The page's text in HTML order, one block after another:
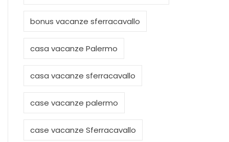
bonus vacanze sferracavallo
casa vacanze Palermo
casa vacanze sferracavallo
case vacanze palermo
case vacanze Sferracavallo